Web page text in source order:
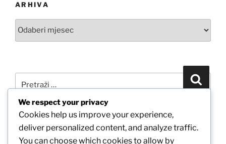
ARHIVA
Arhiva
Pretraži:
POVEŽITE SE S NAMA PUTEM FACEBOOKA
We respect your privacy
Cookies help us improve your experience,
deliver personalized content, and analyze traffic.
You can choose which cookies to allow by